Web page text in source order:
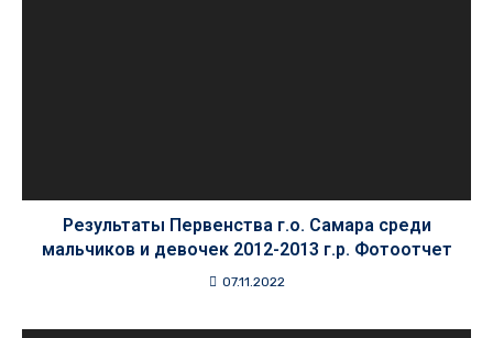
Результаты Первенства г.о. Самара среди
мальчиков и девочек 2012-2013 г.р. Фотоотчет
07.11.2022